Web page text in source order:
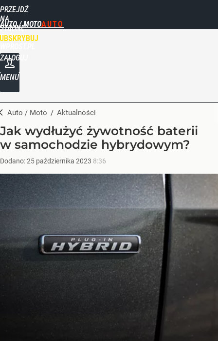
PRZEJDŹ
NA
STRONĘ
GŁÓWNĄ
AUTO / MOTO
ZALOGUJ
MENU
Auto / Moto / Aktualności
Jak wydłużyć żywotność baterii
w samochodzie hybrydowym?
Dodano:25 października 2023 8:36